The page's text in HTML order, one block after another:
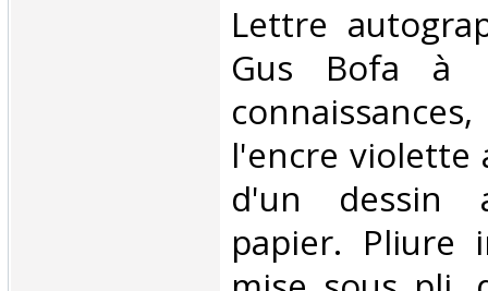
‎Lettre
Gus Bofa à
l'encre violette
d'un dessin
papier. Pliure